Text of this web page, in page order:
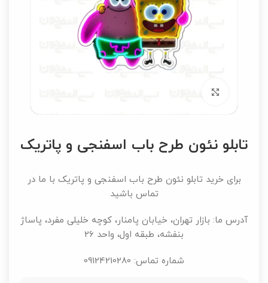
تابلو نئون طرح باب اسفنجی و پاتریک
برای خرید تابلو نئون طرح باب اسفنجی و پاتریک با ما در
تماس باشید
آدرس ما: بازار تهران، خیابان پامنار، کوچه خلیلی مفرد، پاساژ
بنفشه، طبقه اول، واحد 26
شماره تماس: 09124210280